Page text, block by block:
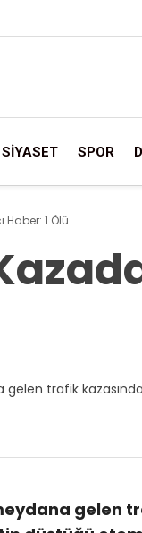
SİYASET SPOR
Haber: 1 Ölü
gelen